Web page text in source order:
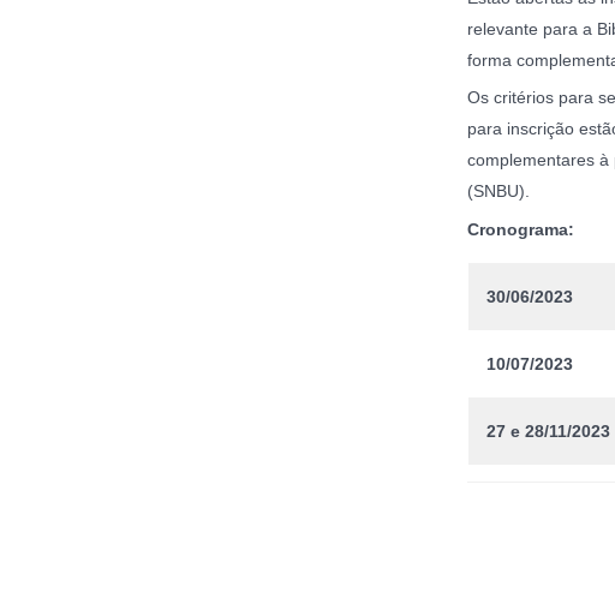
relevante para a
forma
Os critérios para
para inscrição
complementares à
(SNBU).
Cronograma:
30/06/2023
10/07/2023
27 e 28/11/2023